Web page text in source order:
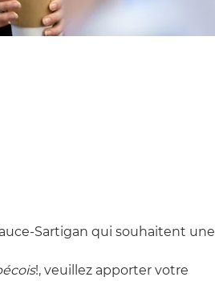
Sartigan qui souhaitent une
!, veuillez apporter votre